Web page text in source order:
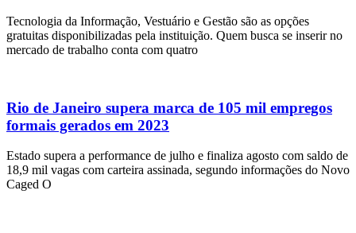
Tecnologia da Informação, Vestuário e Gestão são as opções
gratuitas disponibilizadas pela instituição. Quem busca se inserir no
mercado de trabalho conta com quatro
Rio de Janeiro supera marca de 105 mil empregos
formais gerados em 2023
Estado supera a performance de julho e finaliza agosto com saldo de
18,9 mil vagas com carteira assinada, segundo informações do Novo
Caged O